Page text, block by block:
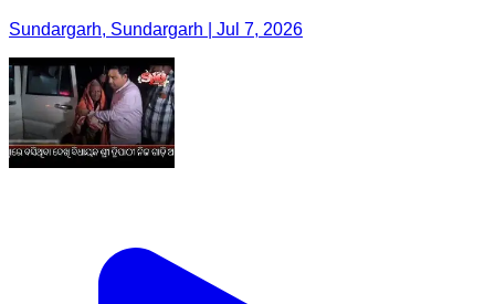
Sundargarh, Sundargarh | Jul 7, 2026